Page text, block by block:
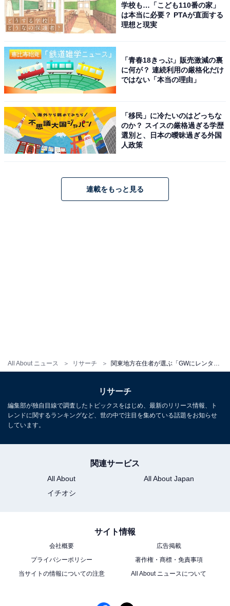
All About ニュース リサーチ 関東地方在住者が選ぶ「GWにレンタカーで行きたい観光地」ランキング！ 2位「ひたち海浜公園」、1位は？
学校も…「こども110番の家」
は本当に必要？ PTAが直面する
理想と現実
「青春18きっぷ」販売激減の裏
に何が？ 連続利用の厳格化だけ
ではない「本当の理由」
「移民」に冷たいのはどっちな
のか？ スイスの厳格過ぎる学歴
選別と、日本の曖昧過ぎる外国
人政策
連載をもっと見る
リサーチ
編集部が独自目線で調査したトピックスをはじめ、最新のリリース情報、ト
レンドに関するランキングなど、世の中で注目を集めている話題をお知らせ
しています。
関連サービス
All About
All About Japan
イチオシ
サイト情報
会社概要
広告掲載
プライバシーポリシー
著作権・商標・免責事項
当サイトの情報についての注意
All About ニュースについて